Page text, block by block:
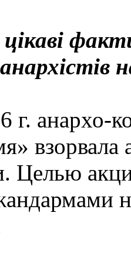
г. анархо-
взорвала
Целью